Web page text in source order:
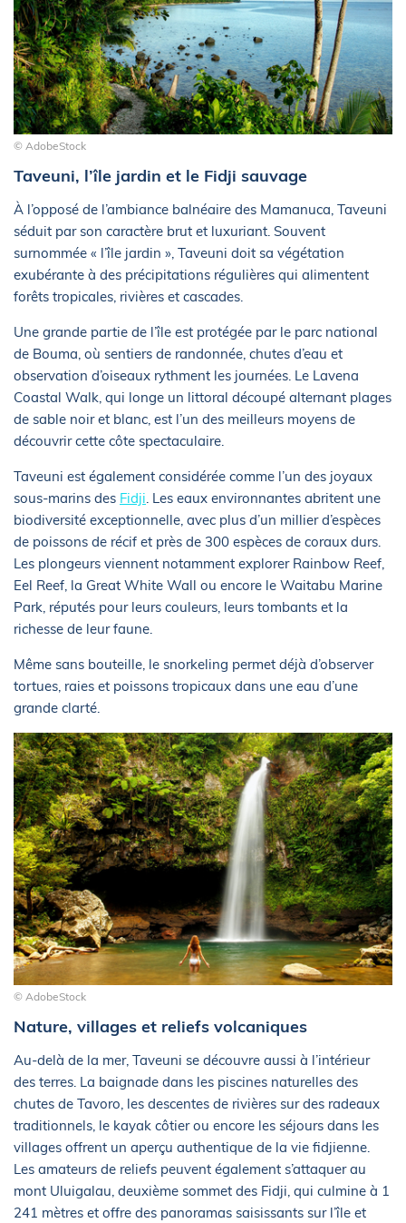
© AdobeStock
Taveuni, l’île jardin et le Fidji sauvage
À l’opposé de l’ambiance balnéaire des Mamanuca, Taveuni
séduit par son caractère brut et luxuriant. Souvent
surnommée « l’île jardin », Taveuni doit sa végétation
exubérante à des précipitations régulières qui alimentent
forêts tropicales, rivières et cascades.
Une grande partie de l’île est protégée par le parc national
de Bouma, où sentiers de randonnée, chutes d’eau et
observation d’oiseaux rythment les journées. Le Lavena
Coastal Walk, qui longe un littoral découpé alternant plages
de sable noir et blanc, est l’un des meilleurs moyens de
découvrir cette côte spectaculaire.
Taveuni est également considérée comme l’un des joyaux
sous-marins des Fidji. Les eaux environnantes abritent une
biodiversité exceptionnelle, avec plus d’un millier d’espèces
de poissons de récif et près de 300 espèces de coraux durs.
Les plongeurs viennent notamment explorer Rainbow Reef,
Eel Reef, la Great White Wall ou encore le Waitabu Marine
Park, réputés pour leurs couleurs, leurs tombants et la
richesse de leur faune.
Même sans bouteille, le snorkeling permet déjà d’observer
tortues, raies et poissons tropicaux dans une eau d’une
grande clarté.
© AdobeStock
Nature, villages et reliefs volcaniques
Au-delà de la mer, Taveuni se découvre aussi à l’intérieur
des terres. La baignade dans les piscines naturelles des
chutes de Tavoro, les descentes de rivières sur des radeaux
traditionnels, le kayak côtier ou encore les séjours dans les
villages offrent un aperçu authentique de la vie fidjienne.
Les amateurs de reliefs peuvent également s’attaquer au
mont Uluigalau, deuxième sommet des Fidji, qui culmine à 1
241 mètres et offre des panoramas saisissants sur l’île et